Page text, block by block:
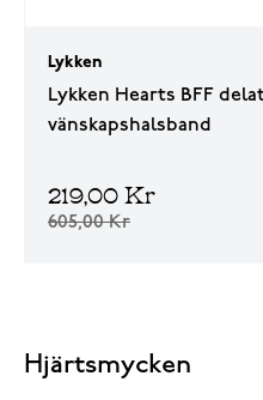
Lykken
Lykken Hearts BFF
vänskapshalsband
605,00 Kr
219,00 Kr
Hjärtsmycken